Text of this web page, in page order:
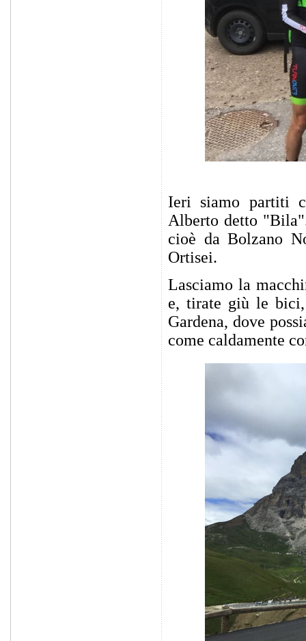
Ieri siamo partiti
Alberto detto
cioè da Bolzano
Ortisei.
Lasciamo la
e, tirate giù le
Gardena, dove
come caldamente